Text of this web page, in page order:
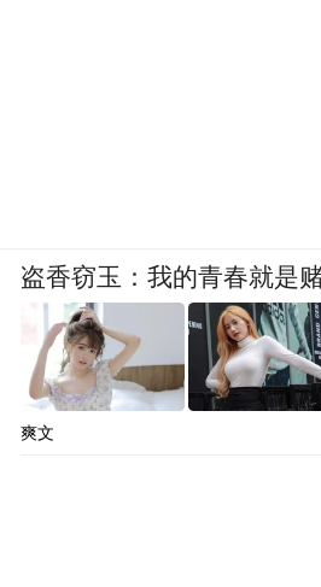
盗香窃玉：我的青春就是
爽文